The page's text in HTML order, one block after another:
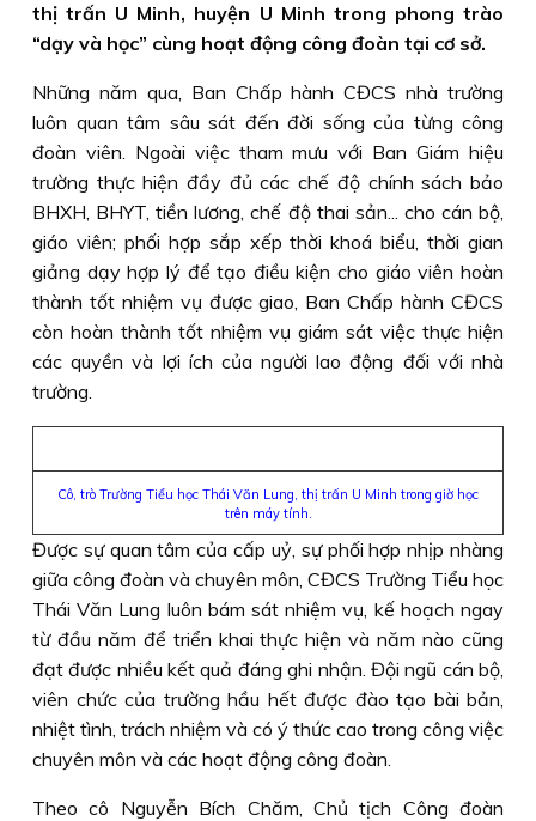
thị trấn U Minh, huyện U Minh trong phong trào
“dạy và học” cùng hoạt động công đoàn tại cơ sở.
Những năm qua, Ban Chấp hành CĐCS nhà trường
luôn quan tâm sâu sát đến đời sống của từng công
đoàn viên. Ngoài việc tham mưu với Ban Giám hiệu
trường thực hiện đầy đủ các chế độ chính sách bảo
BHXH, BHYT, tiền lương, chế độ thai sản... cho cán bộ,
giáo viên; phối hợp sắp xếp thời khoá biểu, thời gian
giảng dạy hợp lý để tạo điều kiện cho giáo viên hoàn
thành tốt nhiệm vụ được giao, Ban Chấp hành CĐCS
còn hoàn thành tốt nhiệm vụ giám sát việc thực hiện
các quyền và lợi ích của người lao động đối với nhà
trường.
Cô, trò Trường Tiểu học Thái Văn Lung, thị trấn U Minh trong giờ học
trên máy tính.
Được sự quan tâm của cấp uỷ, sự phối hợp nhịp nhàng
giữa công đoàn và chuyên môn, CĐCS Trường Tiểu học
Thái Văn Lung luôn bám sát nhiệm vụ, kế hoạch ngay
từ đầu năm để triển khai thực hiện và năm nào cũng
đạt được nhiều kết quả đáng ghi nhận. Đội ngũ cán bộ,
viên chức của trường hầu hết được đào tạo bài bản,
nhiệt tình, trách nhiệm và có ý thức cao trong công việc
chuyên môn và các hoạt động công đoàn.
Theo cô Nguyễn Bích Chăm, Chủ tịch Công đoàn